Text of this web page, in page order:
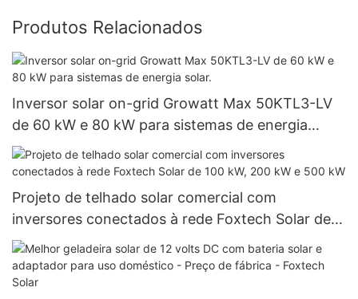
Produtos Relacionados
Inversor solar on-grid Growatt Max 50KTL3-LV
de 60 kW e 80 kW para sistemas de energia
solar.
Projeto de telhado solar comercial com
inversores conectados à rede Foxtech Solar de
100 kW, 200 kW e 500 kW